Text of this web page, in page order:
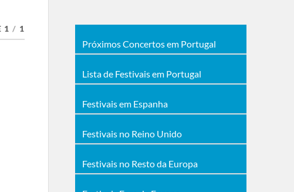
1 / 1
Próximos Concertos em Portugal
Lista de Festivais em Portugal
Festivais em Espanha
Festivais no Reino Unido
Festivais no Resto da Europa